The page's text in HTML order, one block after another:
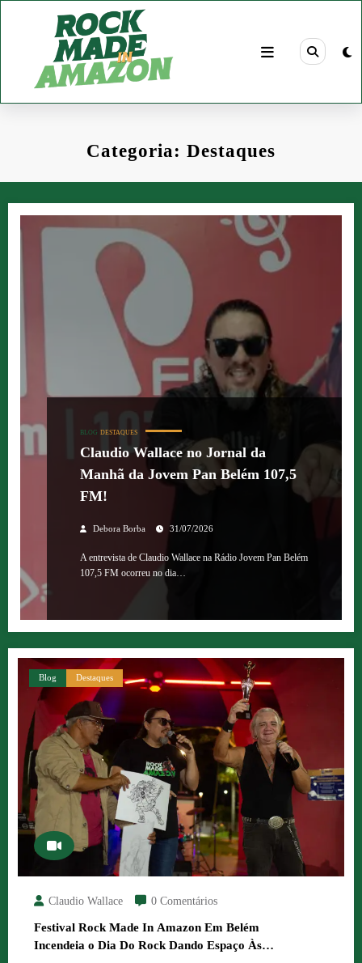
Categoria: Destaques
BLOG DESTAQUES
Claudio Wallace no Jornal da
Manhã da Jovem Pan Belém 107,5
FM!
Debora Borba 31/07/2026
A entrevista de Claudio Wallace na Rádio Jovem Pan Belém
107,5 FM ocorreu no dia…
Blog Destaques
Claudio Wallace 0 Comentários
Festival Rock Made In Amazon Em Belém
Incendeia o Dia Do Rock Dando Espaço Às